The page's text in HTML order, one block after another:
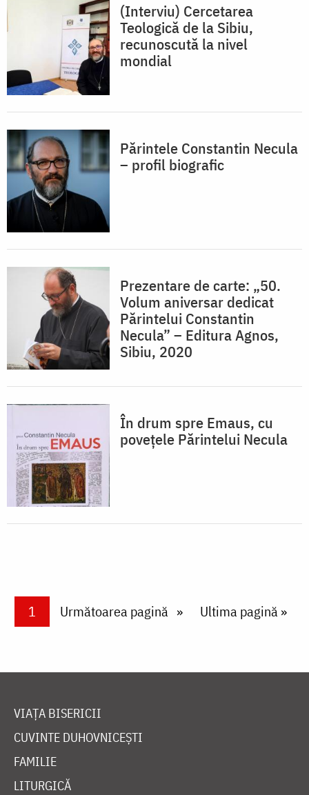
(Interviu) Cercetarea
Teologică de la Sibiu,
recunoscută la nivel
mondial
Părintele Constantin Necula
– profil biografic
Prezentare de carte: „50.
Volum aniversar dedicat
Părintelui Constantin
Necula” – Editura Agnos,
Sibiu, 2020
În drum spre Emaus, cu
povețele Părintelui Necula
PaginareCurrent page
1 Next page
Următoarea pagină Last page
Ultima pagină »
VIAȚA BISERICII
CUVINTE DUHOVNICEȘTI
FAMILIE
LITURGICĂ